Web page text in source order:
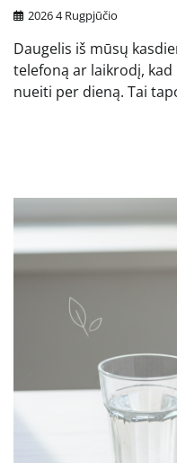
2026 4 Rugpjūčio
Daugelis iš mūsų
telefoną ar laikrodį,
nueiti per dieną. Tai